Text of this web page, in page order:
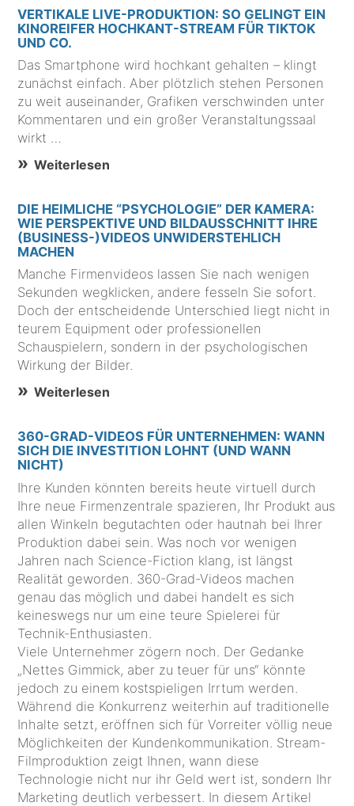
VERTIKALE LIVE-PRODUKTION: SO GELINGT EIN
KINOREIFER HOCHKANT-STREAM FÜR TIKTOK
UND CO.
Das Smartphone wird hochkant gehalten – klingt
zunächst einfach. Aber plötzlich stehen Personen
zu weit auseinander, Grafiken verschwinden unter
Kommentaren und ein großer Veranstaltungssaal
wirkt …
Weiterlesen
DIE HEIMLICHE “PSYCHOLOGIE” DER KAMERA:
WIE PERSPEKTIVE UND BILDAUSSCHNITT IHRE
(BUSINESS-)VIDEOS UNWIDERSTEHLICH
MACHEN
Manche Firmenvideos lassen Sie nach wenigen
Sekunden wegklicken, andere fesseln Sie sofort.
Doch der entscheidende Unterschied liegt nicht in
teurem Equipment oder professionellen
Schauspielern, sondern in der psychologischen
Wirkung der Bilder.
Weiterlesen
360-GRAD-VIDEOS FÜR UNTERNEHMEN: WANN
SICH DIE INVESTITION LOHNT (UND WANN
NICHT)
Ihre Kunden könnten bereits heute virtuell durch
Ihre neue Firmenzentrale spazieren, Ihr Produkt aus
allen Winkeln begutachten oder hautnah bei Ihrer
Produktion dabei sein. Was noch vor wenigen
Jahren nach Science-Fiction klang, ist längst
Realität geworden. 360-Grad-Videos machen
genau das möglich und dabei handelt es sich
keineswegs nur um eine teure Spielerei für
Technik-Enthusiasten.
Viele Unternehmer zögern noch. Der Gedanke
„Nettes Gimmick, aber zu teuer für uns“ könnte
jedoch zu einem kostspieligen Irrtum werden.
Während die Konkurrenz weiterhin auf traditionelle
Inhalte setzt, eröffnen sich für Vorreiter völlig neue
Möglichkeiten der Kundenkommunikation. Stream-
Filmproduktion zeigt Ihnen, wann diese
Technologie nicht nur ihr Geld wert ist, sondern Ihr
Marketing deutlich verbessert. In diesem Artikel